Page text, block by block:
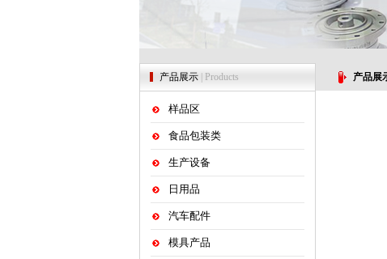
产品展示 | Products
样品区
食品包装类
生产设备
日用品
汽车配件
模具产品
产品展